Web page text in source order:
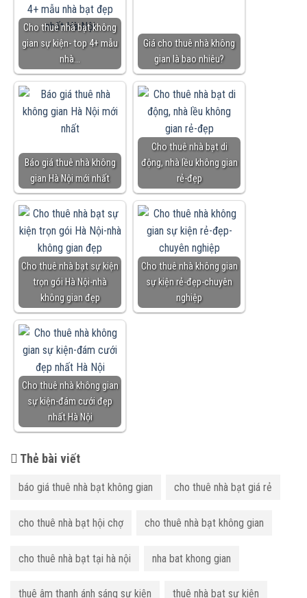
Cho thuê nhà bạt không
gian sự kiện- top 4+ mẫu
nhà…
Giá cho thuê nhà không
gian là bao nhiêu?
Báo giá thuê nhà không
gian Hà Nội mới nhất
Cho thuê nhà bạt di
động, nhà lều không gian
rẻ-đẹp
Cho thuê nhà bạt sự kiện
trọn gói Hà Nội-nhà
không gian đẹp
Cho thuê nhà không gian
sự kiện rẻ-đẹp-chuyên
nghiệp
Cho thuê nhà không gian
sự kiện-đám cưới đẹp
nhất Hà Nội
Thẻ bài viết
báo giá thuê nhà bạt không gian cho thuê nhà bạt giá rẻ
cho thuê nhà bạt hội chợ cho thuê nhà bạt không gian
cho thuê nhà bạt tại hà nội nha bat khong gian
thuê âm thanh ánh sáng sự kiện thuê nhà bạt sự kiện